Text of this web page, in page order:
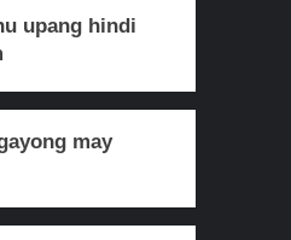
upang hindi
may